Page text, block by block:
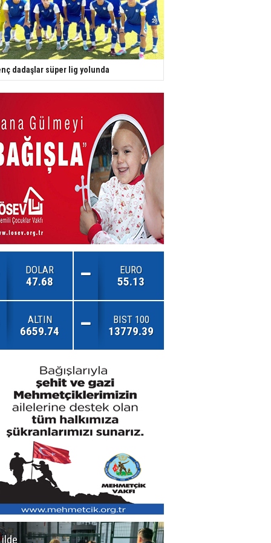
dadaşlar süper lig yolunda
DOLAR
47.68
EURO
55.13
ALTIN
6659.74
BIST 100
13779.39